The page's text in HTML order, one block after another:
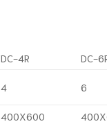
DC-4R
DC-
4 6
400X600